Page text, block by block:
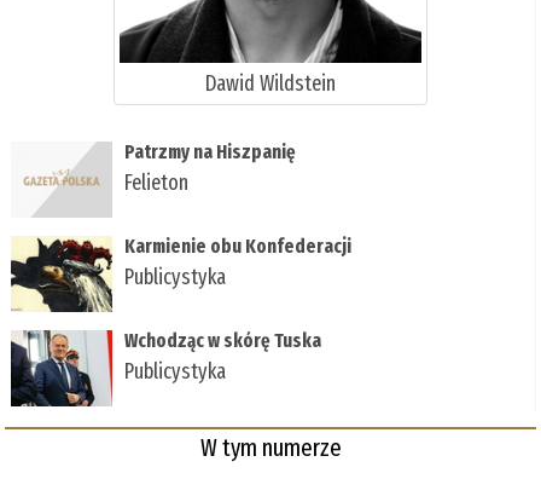
Dawid Wildstein
Patrzmy na Hiszpanię
Felieton
Karmienie obu Konfederacji
Publicystyka
Wchodząc w skórę Tuska
Publicystyka
W tym numerze